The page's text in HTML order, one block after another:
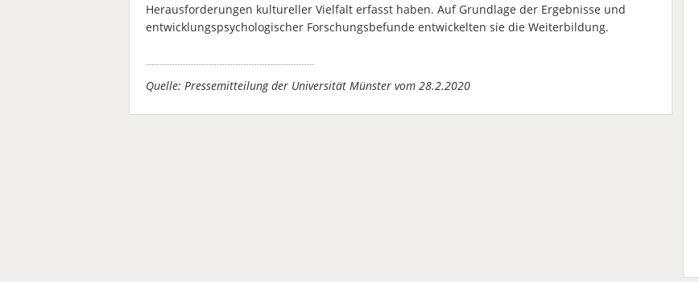
Herausforderungen kultureller Vielfalt erfasst haben. Auf Grundlage der Ergebnisse und
entwicklungspsychologischer Forschungsbefunde entwickelten sie die Weiterbildung.
Quelle: Pressemitteilung der Universität Münster vom 28.2.2020